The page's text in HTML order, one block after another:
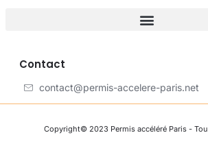
Contact
contact@permis-accelere-paris.net
Copyright© 2023 Permis accéléré Paris -